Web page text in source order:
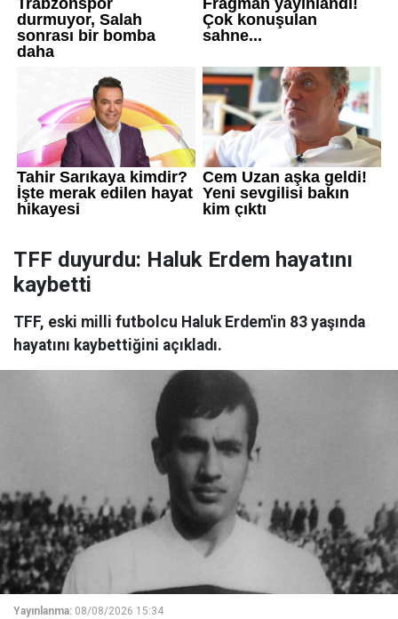
TFF duyurdu: Haluk Erdem hayatını
kaybetti
TFF, eski milli futbolcu Haluk Erdem'in 83 yaşında
hayatını kaybettiğini açıkladı.
Yayınlanma: 08/08/2026 15:34